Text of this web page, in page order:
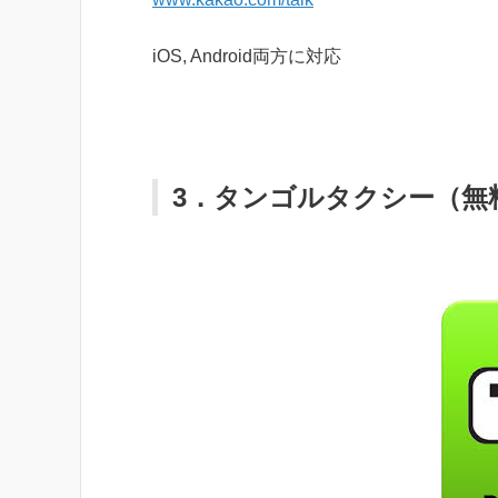
iOS, Android両方に対応
3．タンゴルタクシー（無